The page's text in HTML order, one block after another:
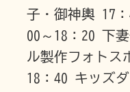
子・御神輿 17
00～18：20 下
ル製作フォト
18：40 キッズ